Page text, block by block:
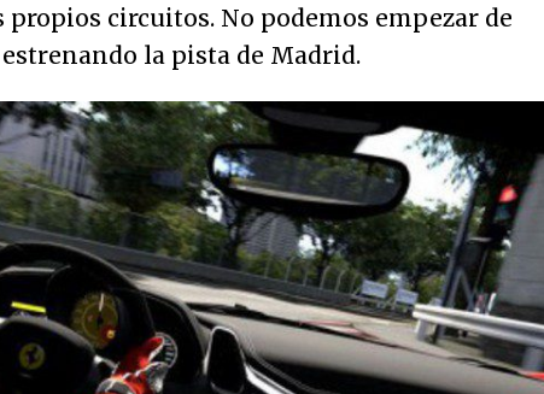
propios circuitos. No podemos empezar de
la pista de Madrid.